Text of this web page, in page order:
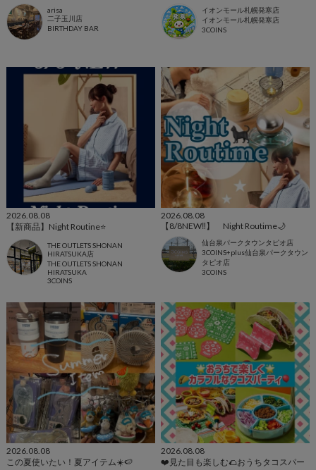
arisa
二子玉川店
BIRTHDAY BAR
イオンモール札幌発寒店
イオンモール札幌発寒店
3COINS
2026.08.08
【新商品】Night Routine⭐️
THE OUTLETS SHONAN
HIRATSUKA店
THE OUTLETS SHONAN
HIRATSUKA
3COINS
2026.08.08
【8/8NEW‼︎】 Night Routime🌙
仙台泉パークタウンタピオ店
3COINS+plus仙台泉パークタウン
タピオ店
3COINS
2026.08.08
この夏使いたい！夏アイテム☀️🍉
2026.08.08
❤️見た目も楽しむ🌮おうちタコスパー